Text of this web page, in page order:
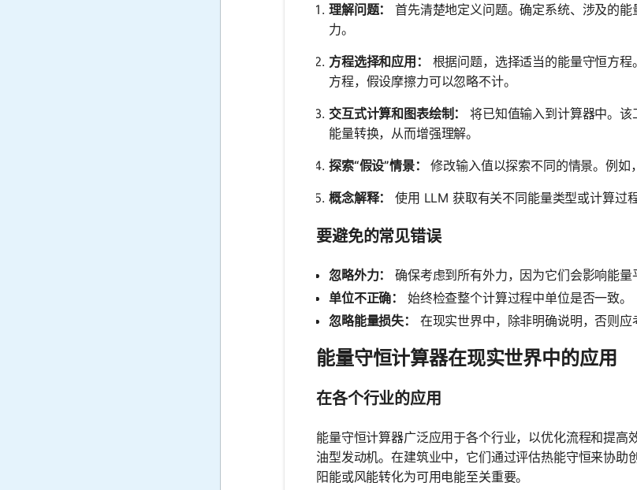
理解问题：
首先清楚地定义问题。确定系统、涉及的
力。
方程选择和应用：
根据问题，选择适当的能量守恒方
方程，假设摩擦力可以忽略不计。
交互式计算和图表绘制：
将已知值输入到计算器中。
能量转换，从而增强理解。
探索“假设”情景： 修改输入值以探索不同的情景。例如
概念解释： 使用 LLM 获取有关不同能量类型或计算过
要避免的常见错误
忽略外力：
确保考虑到所有外力，因为它们会影响能量
单位不正确：
始终检查整个计算过程中单位是否一致。
忽略能量损失：
在现实世界中，除非明确说明，否则应
能量守恒计算器在现实世界中的应用
在各个行业的应用
能量守恒计算器广泛应用于各个行业，以优化流程和提
油型发动机。在建筑业中，它们通过评估热能守恒来协
阳能或风能转化为可用电能至关重要。